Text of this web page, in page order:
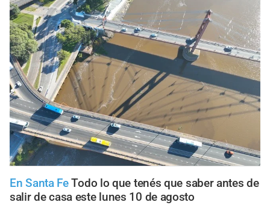
En Santa FeTodo lo que tenés que saber antes de
salir de casa este lunes 10 de agosto